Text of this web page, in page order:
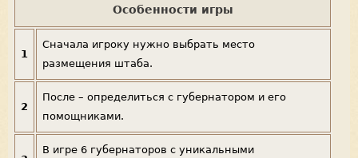
Особенности игры
1
Сначала игроку нужно выбрать место
размещения штаба.
2
После – определиться с губернатором и его
помощниками.
В игре 6 губернаторов с уникальными